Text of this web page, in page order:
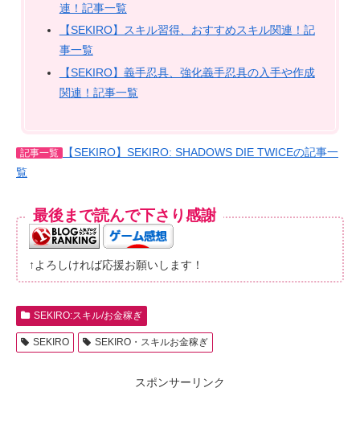
連！記事一覧
【SEKIRO】スキル習得、おすすめスキル関連！記
事一覧
【SEKIRO】義手忍具、強化義手忍具の入手や作成
関連！記事一覧
記事一覧
【SEKIRO】SEKIRO: SHADOWS DIE TWICEの記事一
覧
最後まで読んで下さり感謝
↑よろしければ応援お願いします！
SEKIRO:スキル/お金稼ぎ
SEKIRO SEKIRO・スキルお金稼ぎ
スポンサーリンク